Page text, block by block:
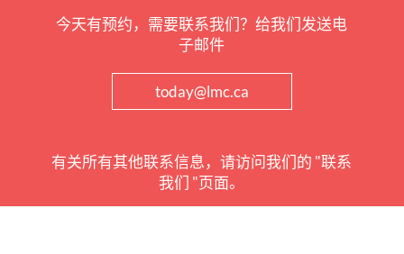
今天有预约，需要联系我们？给我们发送电
子邮件
today@lmc.ca
有关所有其他联系信息，请访问我们的 "联系
我们 "页面。